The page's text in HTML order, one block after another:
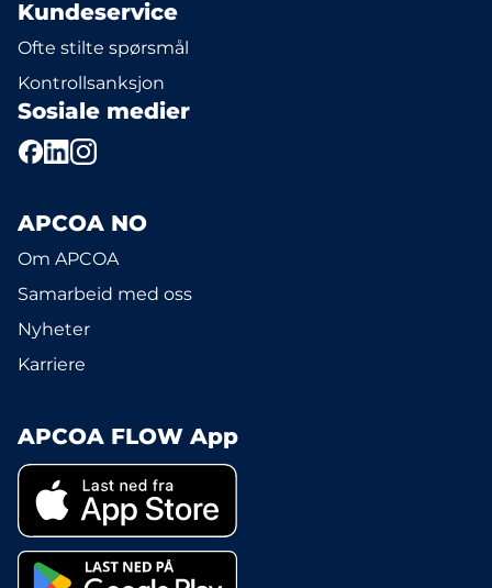
Kundeservice
Ofte stilte spørsmål
Kontrollsanksjon
Sosiale medier
APCOA NO
Om APCOA
Samarbeid med oss
Nyheter
Karriere
APCOA FLOW App